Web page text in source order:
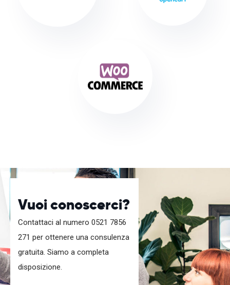
Vuoi conoscerci?
Contattaci al numero 0521 7856
271 per ottenere una consulenza
gratuita. Siamo a completa
disposizione.